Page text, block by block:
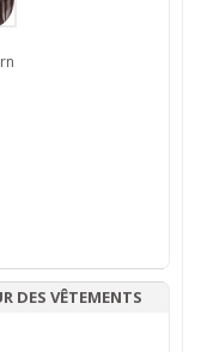
DES VÊTEMENTS